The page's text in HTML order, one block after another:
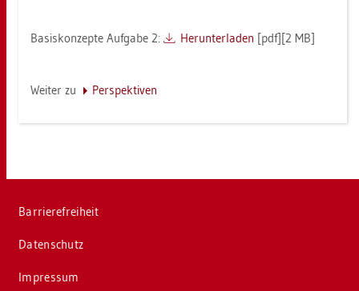
Ba­sis­kon­zep­te Auf­ga­be 2: Her­un­ter­la­den [pdf][2 MB]
Wei­ter zu Per­spek­ti­ven
Bar­rie­re­frei­heit
Da­ten­schutz
Im­pres­sum